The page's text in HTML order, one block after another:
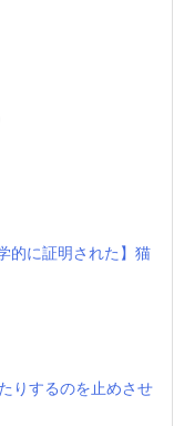
学的に証明された】猫
りするのを止めさせ